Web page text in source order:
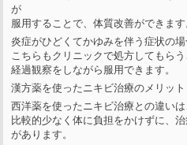
が
服用することで、体質改善ができます
炎症がひどくてかゆみを伴う症状の場
こちらもクリニックで処方してもら
経過観察をしながら服用できます。
漢方薬を使ったニキビ治療のメリット
西洋薬を使ったニキビ治療との違い
比較的少なく体に負担をかけずに、
があります。